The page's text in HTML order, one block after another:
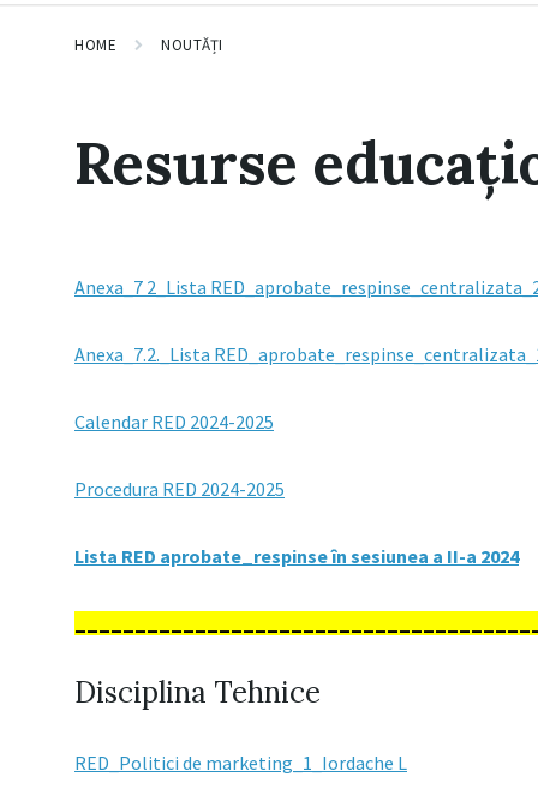
HOME NOUTĂȚI
Resurse
Anexa_7 2_Lista
Anexa_7.2._Lista
Calendar RED 2024-2025
Procedura RED 2024-2025
Lista RED aprobate_respinse în sesiunea a II-a 2024
Disciplina Tehnice
RED_Politici de marketing_1_Iordache L